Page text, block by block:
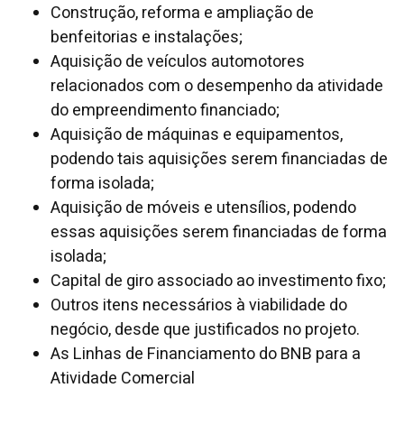
Construção, reforma e ampliação de
benfeitorias e instalações;
Aquisição de veículos automotores
relacionados com o desempenho da atividade
do empreendimento financiado;
Aquisição de máquinas e equipamentos,
podendo tais aquisições serem financiadas de
forma isolada;
Aquisição de móveis e utensílios, podendo
essas aquisições serem financiadas de forma
isolada;
Capital de giro associado ao investimento fixo;
Outros itens necessários à viabilidade do
negócio, desde que justificados no projeto.
As Linhas de Financiamento do BNB para a
Atividade Comercial